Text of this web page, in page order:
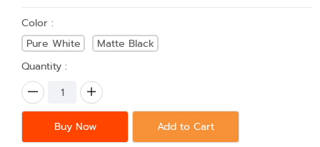
Color :
Pure White
Matte Black
Quantity :
Buy Now Add to Cart